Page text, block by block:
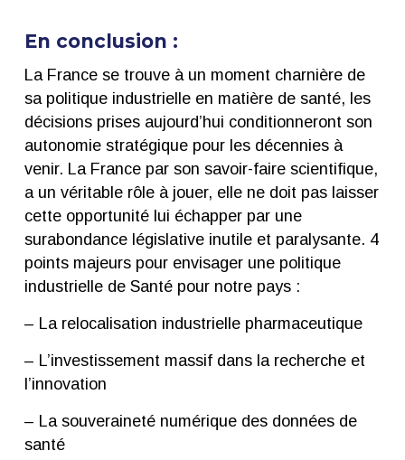
En conclusion :
La France se trouve à un moment charnière de
sa politique industrielle en matière de santé, les
décisions prises aujourd’hui conditionneront son
autonomie stratégique pour les décennies à
venir. La France par son savoir-faire scientifique,
a un véritable rôle à jouer, elle ne doit pas laisser
cette opportunité lui échapper par une
surabondance législative inutile et paralysante. 4
points majeurs pour envisager une politique
industrielle de Santé pour notre pays :
– La relocalisation industrielle pharmaceutique
– L’investissement massif dans la recherche et
l’innovation
– La souveraineté numérique des données de
santé